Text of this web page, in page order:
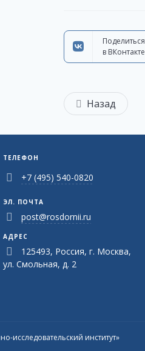
Поделиться
в ВКонтакте
Назад
ТЕЛЕФОН
+7 (495) 540-0820
ЭЛ. ПОЧТА
post@rosdornii.ru
АДРЕС
125493, Россия, г. Москва,
ул. Смольная, д. 2
исследовательский институт»